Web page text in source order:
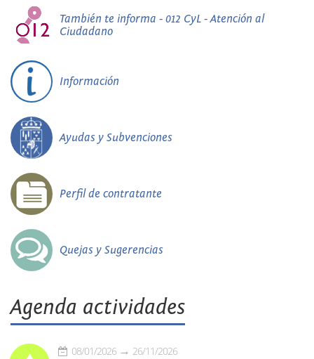
También te informa - 012 CyL - Atención al
Ciudadano
Información
Ayudas y Subvenciones
Perfil de contratante
Quejas y Sugerencias
Agenda actividades
08/01/2026 26/11/2026